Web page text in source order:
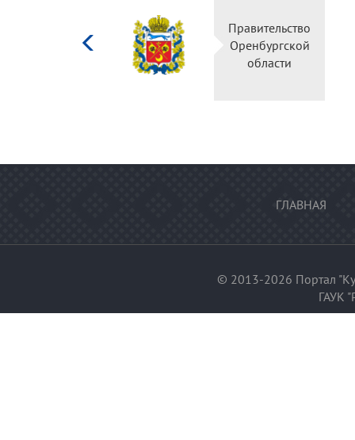
культуры
Российской
Правительство
Оренбургской
области
ГЛАВНАЯ
© 2013-2026 Портал
ГАУК